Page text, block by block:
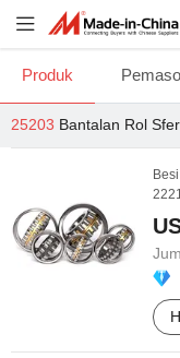
Produk
25203 Bantalan Rol
Besi